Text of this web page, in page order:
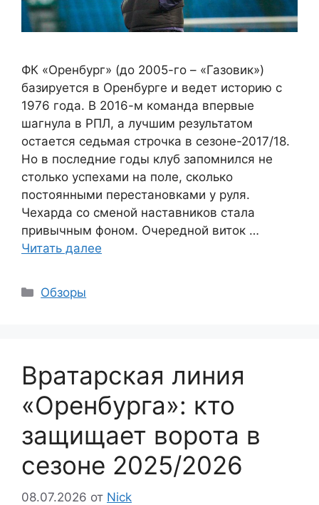
ФК «Оренбург» (до 2005-го – «Газовик»)
базируется в Оренбурге и ведет историю с
1976 года. В 2016-м команда впервые
шагнула в РПЛ, а лучшим результатом
остается седьмая строчка в сезоне-2017/18.
Но в последние годы клуб запомнился не
столько успехами на поле, сколько
постоянными перестановками у руля.
Чехарда со сменой наставников стала
привычным фоном. Очередной виток …
Читать далее
Рубрики
Обзоры
Вратарская линия
«Оренбурга»: кто
защищает ворота в
сезоне 2025/2026
08.07.2026 от Nick